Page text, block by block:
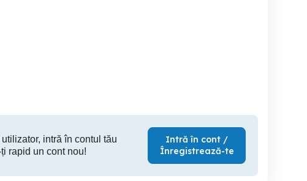
intră în contul tău
rapid un cont nou!
Intră în cont /
Înregistrează-te